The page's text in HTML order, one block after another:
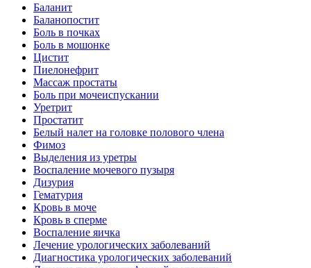
Баланит
Баланопостит
Боль в почках
Боль в мошонке
Цистит
Пиелонефрит
Массаж простаты
Боль при мочеиспускании
Уретрит
Простатит
Белый налет на головке полового члена
Фимоз
Выделения из уретры
Воспаление мочевого пузыря
Дизурия
Гематурия
Кровь в моче
Кровь в сперме
Воспаление яичка
Лечение урологических заболеваний
Диагностика урологических заболеваний